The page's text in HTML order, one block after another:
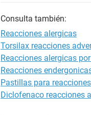
Que puede ser
Consulta también:
Reacciones alergicas
Torsilax reacciones
Reacciones alergicas
Reacciones
Pastillas para
Diclofenaco reacciones